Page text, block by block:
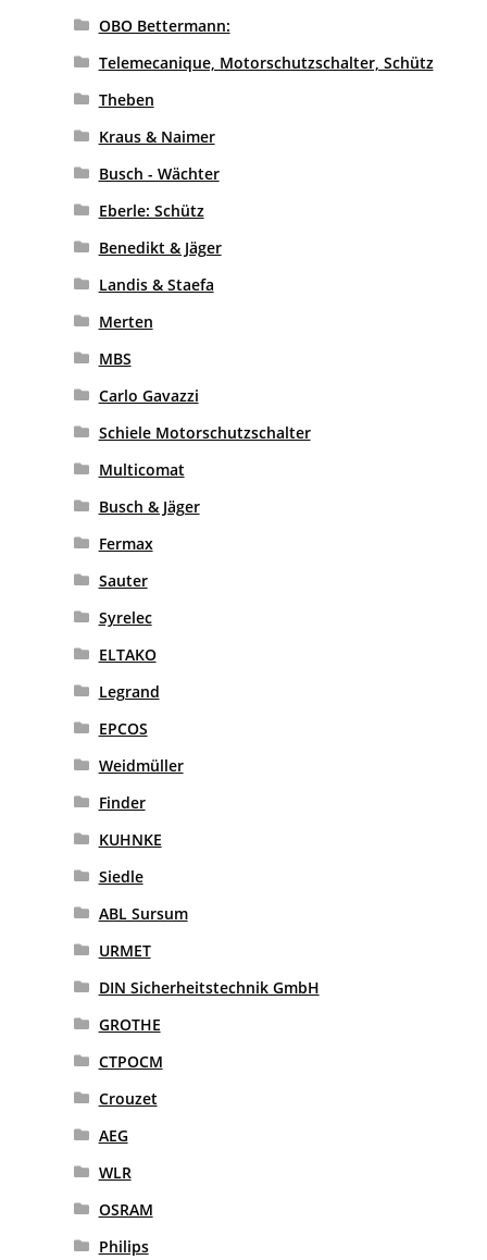
OBO Bettermann:
Telemecanique, Motorschutzschalter, Schütz
Theben
Kraus & Naimer
Busch - Wächter
Eberle: Schütz
Benedikt & Jäger
Landis & Staefa
Merten
MBS
Carlo Gavazzi
Schiele Motorschutzschalter
Multicomat
Busch & Jäger
Fermax
Sauter
Syrelec
ELTAKO
Legrand
EPCOS
Weidmüller
Finder
KUHNKE
Siedle
ABL Sursum
URMET
DIN Sicherheitstechnik GmbH
GROTHE
CTPOCM
Crouzet
AEG
WLR
OSRAM
Philips